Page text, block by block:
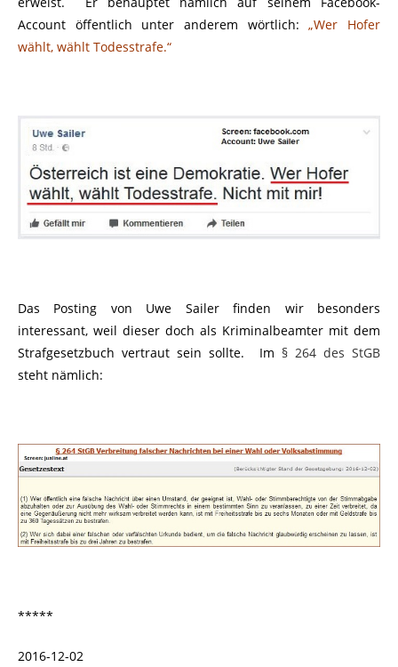
Account öffentlich unter anderem wörtlich:„Wer Hofer
wählt, wählt Todesstrafe.“
Das Posting von Uwe Sailer finden wir besonders
interessant, weil dieser doch als Kriminalbeamter mit dem
Strafgesetzbuch vertraut sein sollte. Im § 264 des StGB
steht nämlich:
*****
2016-12-02